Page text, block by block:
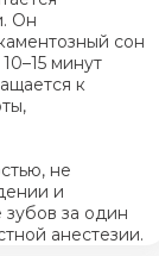
Он
сон
минут
к
не
и
за один
анестезии.